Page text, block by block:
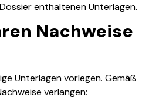
enthaltenen Unterlagen.
Nachweise
Unterlagen vorlegen. Gemäß
verlangen: